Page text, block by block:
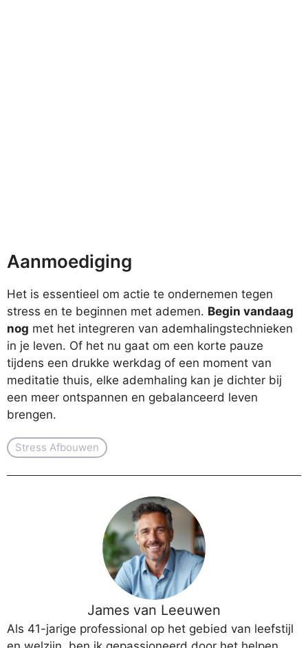
Aanmoediging
Het is essentieel om actie te ondernemen tegen
stress en te beginnen met ademen. Begin vandaag
nog met het integreren van ademhalingstechnieken
in je leven. Of het nu gaat om een korte pauze
tijdens een drukke werkdag of een moment van
meditatie thuis, elke ademhaling kan je dichter bij
een meer ontspannen en gebalanceerd leven
brengen.
Stress Afbouwen
James van Leeuwen
Als 41-jarige professional op het gebied van leefstijl